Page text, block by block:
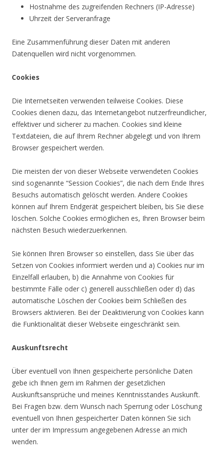
Hostnahme des zugreifenden Rechners (IP-Adresse)
Uhrzeit der Serveranfrage
Eine Zusammenführung dieser Daten mit anderen
Datenquellen wird nicht vorgenommen.
Cookies
Die Internetseiten verwenden teilweise Cookies. Diese
Cookies dienen dazu, das Internetangebot nutzerfreundlicher,
effektiver und sicherer zu machen. Cookies sind kleine
Textdateien, die auf Ihrem Rechner abgelegt und von Ihrem
Browser gespeichert werden.
Die meisten der von dieser Webseite verwendeten Cookies
sind sogenannte “Session Cookies”, die nach dem Ende Ihres
Besuchs automatisch gelöscht werden. Andere Cookies
können auf Ihrem Endgerät gespeichert bleiben, bis Sie diese
löschen. Solche Cookies ermöglichen es, Ihren Browser beim
nächsten Besuch wiederzuerkennen.
Sie können Ihren Browser so einstellen, dass Sie über das
Setzen von Cookies informiert werden und a) Cookies nur im
Einzelfall erlauben, b) die Annahme von Cookies für
bestimmte Fälle oder c) generell ausschließen oder d) das
automatische Löschen der Cookies beim Schließen des
Browsers aktivieren. Bei der Deaktivierung von Cookies kann
die Funktionalität dieser Webseite eingeschränkt sein.
Auskunftsrecht
Über eventuell von Ihnen gespeicherte persönliche Daten
gebe ich Ihnen gern im Rahmen der gesetzlichen
Auskunftsansprüche und meines Kenntnisstandes Auskunft.
Bei Fragen bzw. dem Wunsch nach Sperrung oder Löschung
eventuell von Ihnen gespeicherter Daten können Sie sich
unter der im Impressum angegebenen Adresse an mich
wenden.